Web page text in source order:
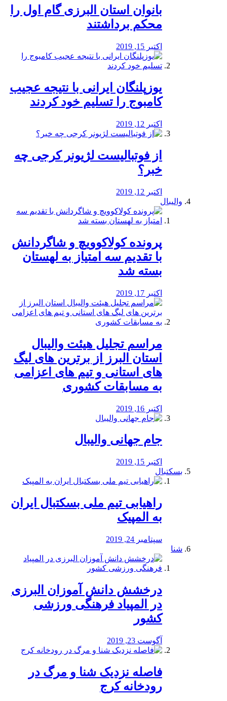
بانوان استان البرزی گام اول را
محكم برداشتند
اکتبر 15, 2019
یوزپلنگان ایرانی با نتیجه عجیب
کامبوج را تسلیم خود کردند
اکتبر 12, 2019
از فوتبالیست لژیونر کرجی چه
خبر؟
اکتبر 12, 2019
والیبال
پرونده کولاکوویچ و شاگردانش
با تقدیم سه امتیاز به لهستان
بسته شد
اکتبر 17, 2019
مراسم تجلیل هیئت والیبال
استان البرز از برترین های لیگ
های استانی و تیم های اعزامی
به مسابقات کشوری
اکتبر 16, 2019
جام جهانی والیبال
اکتبر 15, 2019
بسکتبال
راهیابی تیم ملی بسکتبال ایران
به المپیک
سپتامبر 24, 2019
شنا
درخشش دانش آموزان البرزی
در المپیاد فرهنگی ورزشی
کشور
آگوست 23, 2019
️فاصله نزدیک شنا و مرگ در
رودخانه کرج